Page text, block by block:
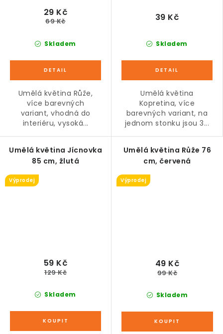
Skladem
29 Kč
69 Kč
Umělá květina Růže,
více barevných
variant, vhodná do
interiéru, vysoká...
Skladem
39 Kč
Umělá květina
Kopretina, více
barevných variant, na
jednom stonku jsou 3...
Umělá květina Jícnovka
85 cm, žlutá
Výprodej
Skladem
59 Kč
129 Kč
Umělá květina Růže 76
cm, červená
Výprodej
Skladem
49 Kč
99 Kč